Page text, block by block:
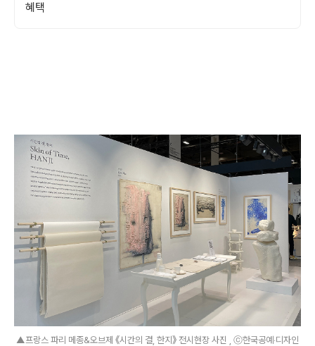
혜택
▲프랑스 파리 메종&오브제 《시간의 결, 한지》 전시현장 사진 , ⓒ한국공예‧디자인